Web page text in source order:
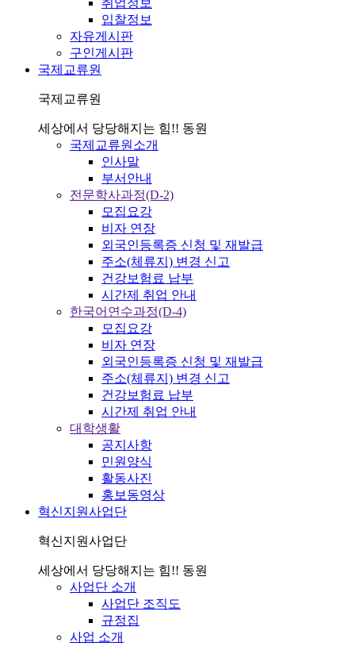
취업정보
입찰정보
자유게시판
구인게시판
국제교류원
국제교류원
세상에서 당당해지는 힘!! 동원
국제교류원소개
인사말
부서안내
전문학사과정(D-2)
모집요강
비자 연장
외국인등록증 신청 및 재발급
주소(체류지) 변경 신고
건강보험료 납부
시간제 취업 안내
한국어연수과정(D-4)
모집요강
비자 연장
외국인등록증 신청 및 재발급
주소(체류지) 변경 신고
건강보험료 납부
시간제 취업 안내
대학생활
공지사항
민원양식
활동사진
홍보동영상
혁신지원사업단
혁신지원사업단
세상에서 당당해지는 힘!! 동원
사업단 소개
사업단 조직도
규정집
사업 소개